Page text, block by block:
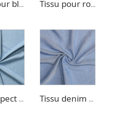
Tissu pour blazer aspect lin TR Tissu pour robe double tissage TR
Tissu aspect denim TR Tissu denim en poly lyocell